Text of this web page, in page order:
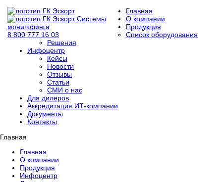
Системы
мониторинга
8 800 777 16 03
Главная
О компании
Продукция
Список оборудования
Решения
Инфоцентр
Кейсы
Новости
Отзывы
Статьи
СМИ о нас
Для дилеров
Аккредитация ИТ-компании
Документы
Контакты
Главная
Главная
О компании
Продукция
Инфоцентр